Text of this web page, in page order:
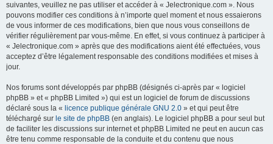
suivantes, veuillez ne pas utiliser et accéder à « Jelectronique.com ». Nous
pouvons modifier ces conditions à n’importe quel moment et nous essaierons
de vous informer de ces modifications, bien que nous vous conseillons de
vérifier régulièrement par vous-même. En effet, si vous continuez à participer à
« Jelectronique.com » après que des modifications aient été effectuées, vous
acceptez d’être légalement responsable des conditions modifiées et mises à
jour.
Nos forums sont développés par phpBB (désignés ci-après par « logiciel
phpBB » et « phpBB Limited ») qui est un logiciel de forum de discussions
déclaré sous la « licence publique générale GNU 2.0 » et qui peut être
téléchargé sur le site de phpBB (en anglais). Le logiciel phpBB a pour seul but
de faciliter les discussions sur internet et phpBB Limited ne peut en aucun cas
être tenu comme responsable de la conduite et du contenu que nous